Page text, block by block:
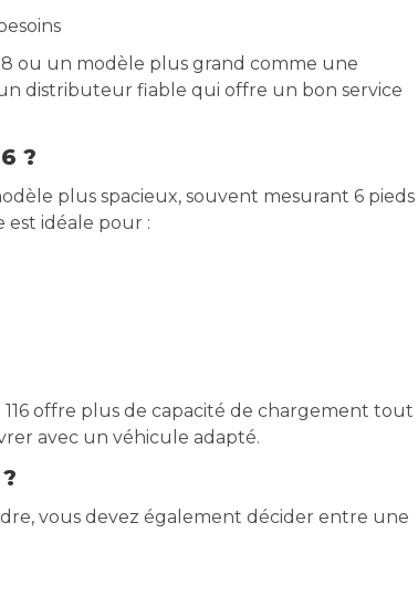
ou un modèle plus grand comme une
distributeur fiable qui offre un bon service
?
plus spacieux, souvent mesurant 6 pieds
est idéale pour :
offre plus de capacité de chargement tout
avec un véhicule adapté.
vous devez également décider entre une